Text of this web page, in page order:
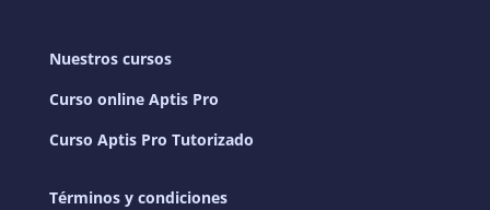
Nuestros cursos
Curso online Aptis Pro
Curso Aptis Pro Tutorizado
Términos y condiciones